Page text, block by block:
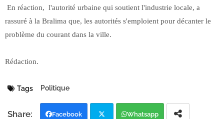
En réaction, l'autorité urbaine qui soutient l'industrie locale, a
rassuré à la Bralima que, les autorités s'emploient pour décanter le
problème du courant dans la ville.
Rédaction.
Tags Politique
Facebook Whatsapp